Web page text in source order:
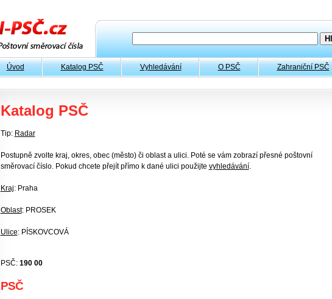
Úvod Katalog PSČ Vyhledávání O PSČ Zahraniční PSČ
Katalog PSČ
Tip: Radar
Postupně zvolte kraj, okres, obec (město) či oblast a ulici. Poté se vám zobrazí přesné poštovní
směrovací číslo. Pokud chcete přejít přímo k dané ulici použijte vyhledávání.
Kraj: Praha
Oblast: PROSEK
Ulice: PÍSKOVCOVÁ
PSČ: 190 00
PSČ